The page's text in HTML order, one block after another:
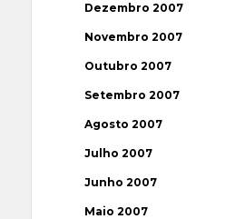
Dezembro 2007
Novembro 2007
Outubro 2007
Setembro 2007
Agosto 2007
Julho 2007
Junho 2007
Maio 2007